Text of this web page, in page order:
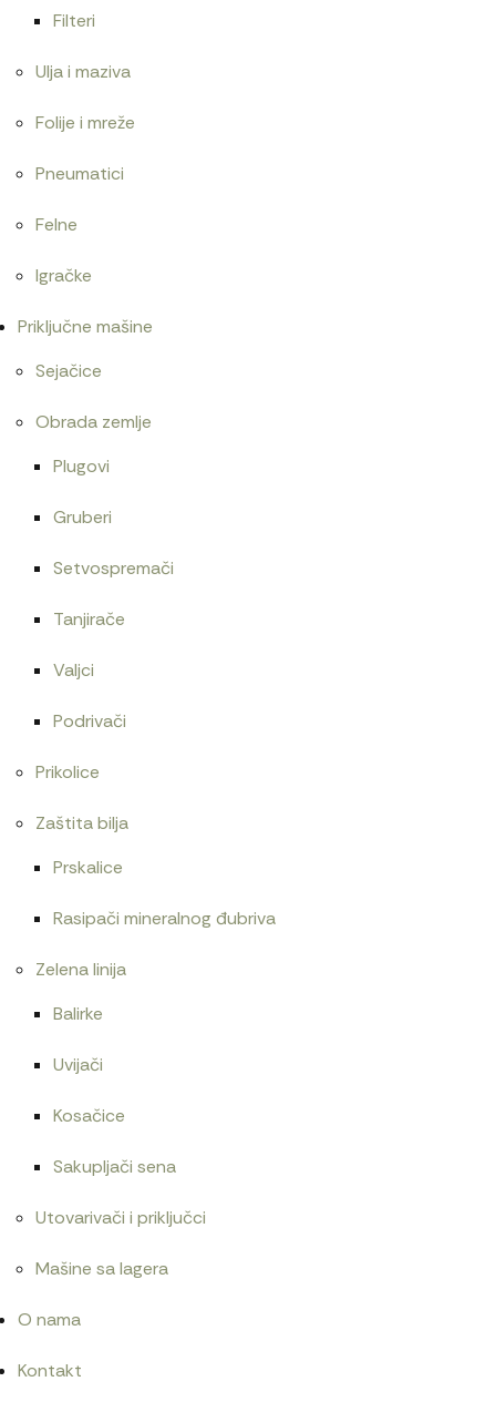
Filteri
Ulja i maziva
Folije i mreže
Pneumatici
Felne
Igračke
Priključne mašine
Sejačice
Obrada zemlje
Plugovi
Gruberi
Setvospremači
Tanjirače
Valjci
Podrivači
Prikolice
Zaštita bilja
Prskalice
Rasipači mineralnog đubriva
Zelena linija
Balirke
Uvijači
Kosačice
Sakupljači sena
Utovarivači i priključci
Mašine sa lagera
O nama
Kontakt